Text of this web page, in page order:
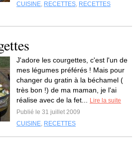
CUISINE, RECETTES, RECETTES
J'adore les courgettes, c'est l'un de
mes légumes préférés ! Mais pour
changer du gratin à la béchamel (
très bon !) de ma maman, je l'ai
réalise avec de la fet...
Lire la suite
Publié le 31 juillet 2009
CUISINE, RECETTES